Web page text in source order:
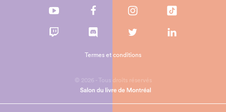
© 2026 - Tous droits réservés
Termes et conditions